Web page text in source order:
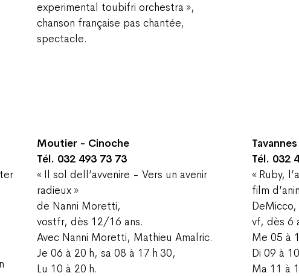
experimental toubifri orchestra »,
chanson française pas chantée,
spectacle.
Moutier - Cinoche
Tél. 032 493 73 73
« Il sol dell’avvenire - Vers un avenir
radieux »
de Nanni Moretti,
vostfr, dès 12/16 ans.
Avec Nanni Moretti, Mathieu Amalric.
Je 06 à 20 h, sa 08 à 17 h 30,
Lu 10 à 20 h.
Tél. 032
« Ruby,
film
DeMicco,
vf, dès 6
Me 05 à
Di 09 à
Ma 11 à